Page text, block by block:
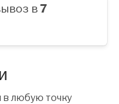
в7
в любую точку